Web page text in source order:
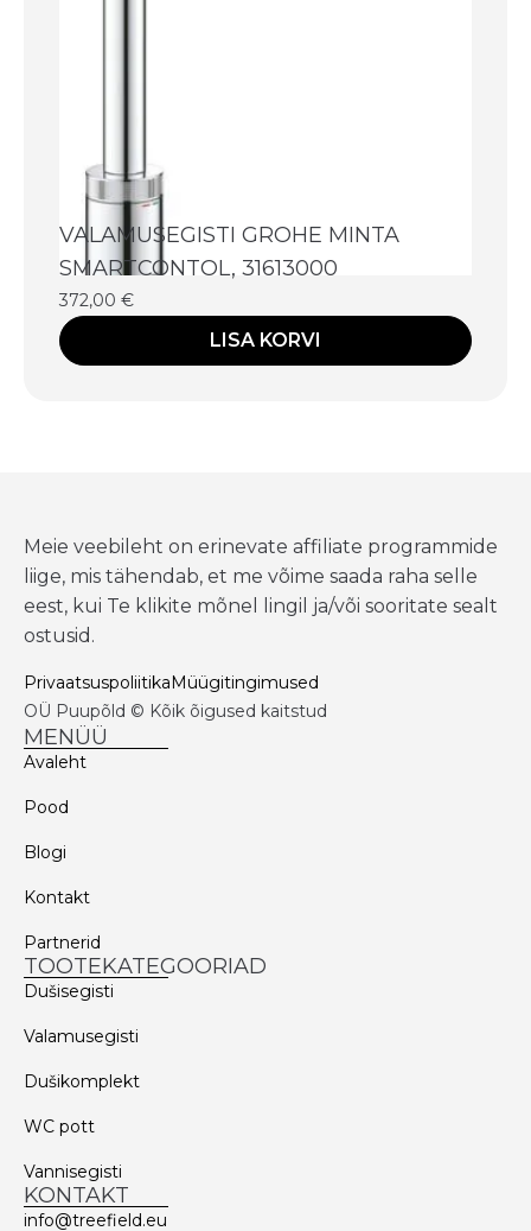
VALAMUSEGISTI GROHE MINTA
SMARTCONTOL, 31613000
372,00 €
LISA KORVI
Meie veebileht on erinevate affiliate programmide
liige, mis tähendab, et me võime saada raha selle
eest, kui Te klikite mõnel lingil ja/või sooritate sealt
ostusid.
PrivaatsuspoliitikaMüügitingimused
OÜ Puupõld © Kõik õigused kaitstud
MENÜÜ
Avaleht
Pood
Blogi
Kontakt
Partnerid
TOOTEKATEGOORIAD
Dušisegisti
Valamusegisti
Dušikomplekt
WC pott
Vannisegisti
KONTAKT
info@treefield.eu